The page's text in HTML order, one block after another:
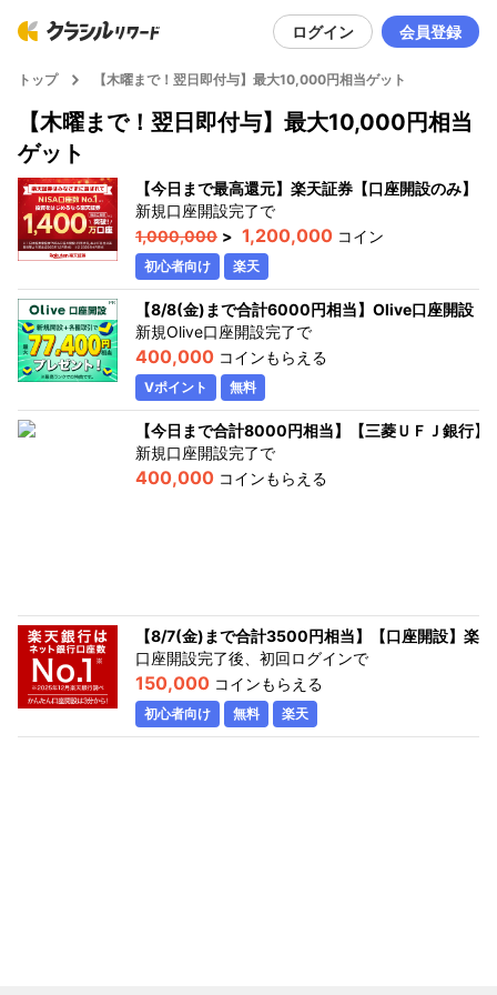
ログイン 会員登録
トップ 【木曜まで！翌日即付与】最大10,000円相当ゲット
【木曜まで！翌日即付与】最大10,000円相当
ゲット
【今日まで最高還元】楽天証券【口座開設のみ】
新規口座開設完了で
1,000,000 > 1,200,000 コイン
初心者向け 楽天
【8/8(金)まで合計6000円相当】Olive口座開設【
新規Olive口座開設完了で
400,000 コインもらえる
Vポイント 無料
【今日まで合計8000円相当】【三菱ＵＦＪ銀行】
新規口座開設完了で
400,000 コインもらえる
【8/7(金)まで合計3500円相当】【口座開設】楽
口座開設完了後、初回ログインで
150,000 コインもらえる
初心者向け 無料 楽天